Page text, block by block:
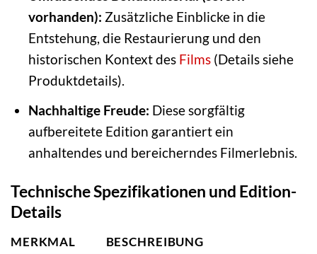
vorhanden): Zusätzliche Einblicke in die
Entstehung, die Restaurierung und den
historischen Kontext des Films(Details siehe
Produktdetails).
Nachhaltige Freude: Diese sorgfältig
aufbereitete Edition garantiert ein
anhaltendes und bereicherndes Filmerlebnis.
Technische Spezifikationen und Edition-
Details
MERKMAL
BESCHREIBUNG